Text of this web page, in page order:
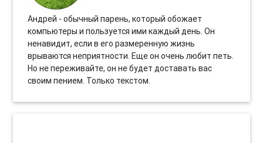
Андрей - обычный парень, который обожает
компьютеры и пользуется ими каждый день. Он
ненавидит, если в его размеренную жизнь
врываются неприятности. Еще он очень любит петь.
Но не переживайте, он не будет доставать вас
своим пением. Только текстом.